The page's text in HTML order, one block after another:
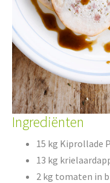
Ingrediënten
15 kg Kiprollade
13 kg
2 kg tomaten in